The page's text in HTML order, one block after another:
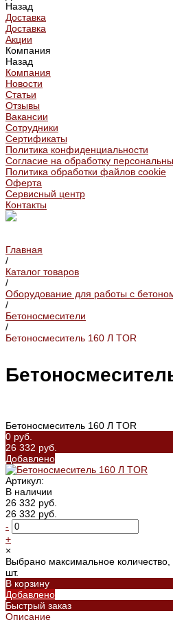
Назад
Доставка
Доставка
Акции
Компания
Назад
Компания
Новости
Статьи
Отзывы
Вакансии
Сотрудники
Сертификаты
Политика конфиденциальности
Согласие на обработку
Политика обработки файлов cookie
Оферта
Сервисный центр
Контакты
Главная
/
Каталог товаров
/
Оборудование для работы с
/
Бетоносмесители
/
Бетоносмеситель 160 Л TOR
Бетоносмеситель 160 Л TOR
0 руб.
26 332 руб.
Добавлено
Артикул:
В наличии
26 332 руб.
26 332 руб.
-
+
×
Выбрано максимальное количество,
шт.
В корзину
Добавлено
Быстрый заказ
Описание